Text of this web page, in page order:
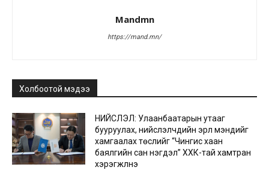
Mandmn
https://mand.mn/
Холбоотой мэдээ
НИЙСЛЭЛ: Улаанбаатарын утааг
бууруулах, нийслэлчүүдийн эрүүл мэндийг
хамгаалах төслийг “Чингис хаан
баялгийн сан нэгдэл” ХХК-тай хамтран
хэрэгжүүлнэ